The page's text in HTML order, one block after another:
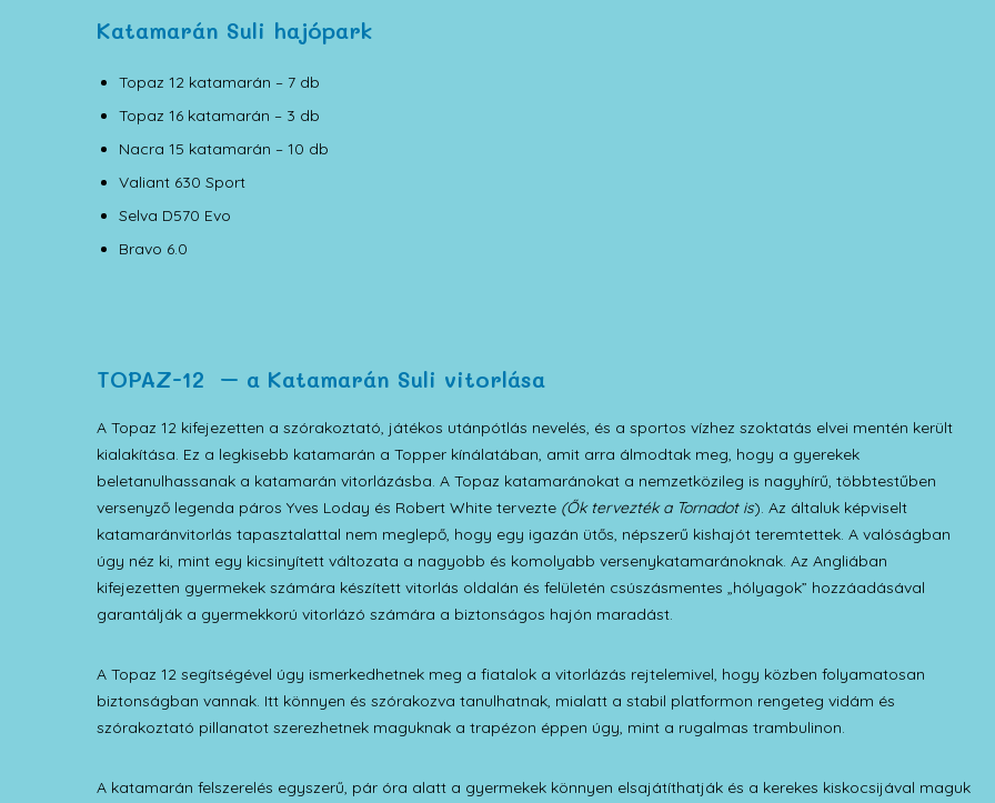
Katamarán Suli hajópark
Topaz 12 katamarán – 7 db
Topaz 16 katamarán – 3 db
Nacra 15 katamarán – 10 db
Valiant 630 Sport
Selva D570 Evo
Bravo 6.0
TOPAZ-12 – a Katamarán Suli vitorlása
A Topaz 12 kifejezetten a szórakoztató, játékos utánpótlás nevelés, és a sportos vízhez szoktatás elvei mentén került
kialakítása. Ez a legkisebb katamarán a Topper kínálatában, amit arra álmodtak meg, hogy a gyerekek
beletanulhassanak a katamarán vitorlázásba. A Topaz katamaránokat a nemzetközileg is nagyhírű, többtestűben
versenyző legenda páros Yves Loday és Robert White tervezte (Ők tervezték a Tornadot is). Az általuk képviselt
katamaránvitorlás tapasztalattal nem meglepő, hogy egy igazán ütős, népszerű kishajót teremtettek. A valóságban
úgy néz ki, mint egy kicsinyített változata a nagyobb és komolyabb versenykatamaránoknak. Az Angliában
kifejezetten gyermekek számára készített vitorlás oldalán és felületén csúszásmentes „hólyagok” hozzáadásával
garantálják a gyermekkorú vitorlázó számára a biztonságos hajón maradást.
A Topaz 12 segítségével úgy ismerkedhetnek meg a fiatalok a vitorlázás rejtelemivel, hogy közben folyamatosan
biztonságban vannak. Itt könnyen és szórakozva tanulhatnak, mialatt a stabil platformon rengeteg vidám és
szórakoztató pillanatot szerezhetnek maguknak a trapézon éppen úgy, mint a rugalmas trambulinon.
A katamarán felszerelés egyszerű, pár óra alatt a gyermekek könnyen elsajátíthatják és a kerekes kiskocsijával maguk